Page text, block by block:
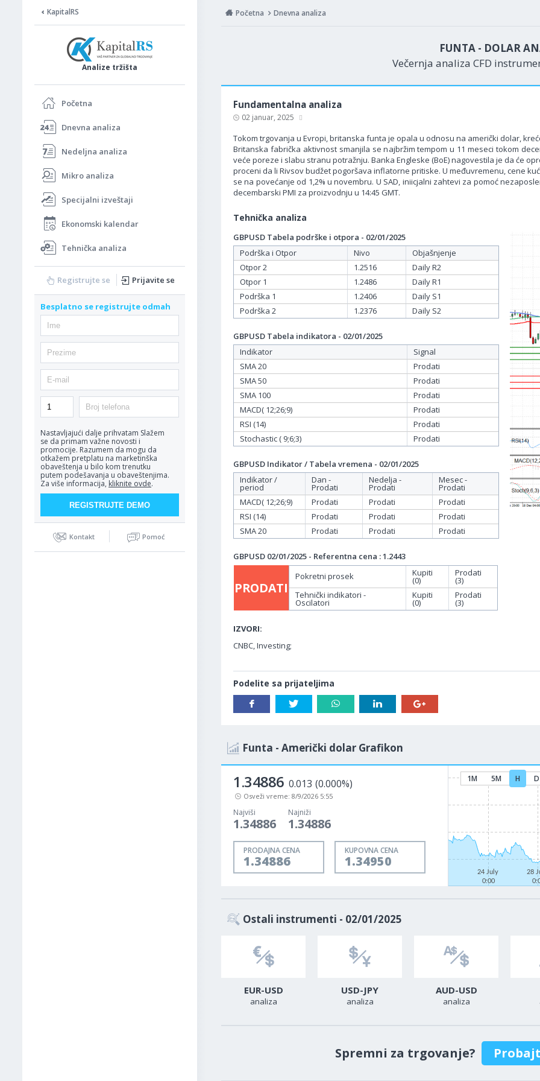
KapitalRS
Analize tržišta
Početna
Dnevna analiza
Nedeljna analiza
Mikro analiza
Specijalni izveštaji
Ekonomski kalendar
Tehnička analiza
Registrujte se Prijavite se
Besplatno se registrujte odmah
Nastavljajući dalje prihvatam Slažem
se da primam važne novosti i
promocije. Razumem da mogu da
otkažem pretplatu na marketinška
obaveštenja u bilo kom trenutku
putem podešavanja u obaveštenjima.
Za više informacija, kliknite ovde.
Kontakt Pomoć
Početna Dnevna analiza
FUNTA - DOLAR
Večernja analiza CFD
Fundamentalna analiza
02 januar, 2025
Tokom trgovanja u Evropi, britanska funta je opala u odnosu na američki dolar,
Britanska fabrička aktivnost smanjila se najbržim tempom u 11 meseci tokom
veće poreze i slabu stranu potražnju. Banka Engleske (BoE) nagovestila je da će
proceni da li Rivsov budžet pogoršava inflatorne pritiske. U međuvremenu, cene
se na povećanje od 1,2% u novembru. U SAD, iniicjalni zahtevi za pomoć
decembarski PMI za proizvodnju u 14:45 GMT.
Tehnička analiza
GBPUSD Tabela podrške i otpora - 02/01/2025
Podrška i Otpor
Nivo
Objašnjenje
Otpor 2
1.2516
Daily R2
Otpor 1
1.2486
Daily R1
Podrška 1
1.2406
Daily S1
Podrška 2
1.2376 Daily S2
GBPUSD Tabela indikatora - 02/01/2025
Indikator
Signal
SMA 20
Prodati
SMA 50
Prodati
SMA 100
Prodati
MACD( 12;26;9)
Prodati
RSI (14)
Prodati
Stochastic ( 9;6;3)
Prodati
GBPUSD Indikator / Tabela vremena - 02/01/2025
Indikator /
period
Dan -
Prodati
Nedelja -
Prodati
Mesec -
Prodati
MACD( 12;26;9)
Prodati Prodati
Prodati
RSI (14)
Prodati Prodati
Prodati
SMA 20
Prodati Prodati Prodati
GBPUSD 02/01/2025 - Referentna cena : 1.2443
PRODATI
Pokretni prosek Kupiti
(0)
Prodati
(3)
Tehnički indikatori -
Oscilatori
Kupiti
(0)
Prodati
(3)
IZVORI:
CNBC, Investing;
Podelite sa prijateljima
Funta - Američki dolar Grafikon
1.34886 0.013 (0.000%)
Osveži vreme: 8/9/2026 5:55
Najviši
1.34886
Najniži
1.34886
PRODAJNA CENA
1.34886
KUPOVNA CENA
1.34950
1M 5M H D
24 July
0:00
28
Ostali instrumenti - 02/01/2025
EUR-USD
analiza
USD-JPY
analiza
AUD-USD
analiza
Spremni za trgovanje?